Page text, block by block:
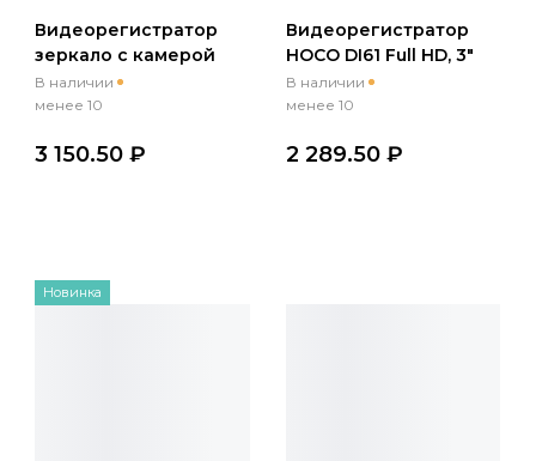
Видеорегистратор
зеркало с камерой
заднего вида, ночным
видением Hoco DV16
В наличии
менее 10
3 150.50 ₽
Видеорегистратор
HOCO DI61 Full HD, 3"
экран, 2
камеры+камера
В наличии
менее 10
2 289.50 ₽
Новинка